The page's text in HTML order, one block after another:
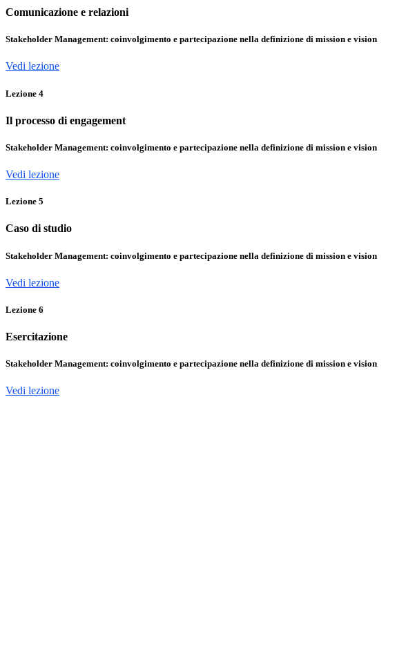
Comunicazione e relazioni
Stakeholder Management: coinvolgimento e partecipazione nella definizione di mission e vision
Vedi lezione
Lezione 4
Il processo di engagement
Stakeholder Management: coinvolgimento e partecipazione nella definizione di mission e vision
Vedi lezione
Lezione 5
Caso di studio
Stakeholder Management: coinvolgimento e partecipazione nella definizione di mission e vision
Vedi lezione
Lezione 6
Esercitazione
Stakeholder Management: coinvolgimento e partecipazione nella definizione di mission e vision
Vedi lezione